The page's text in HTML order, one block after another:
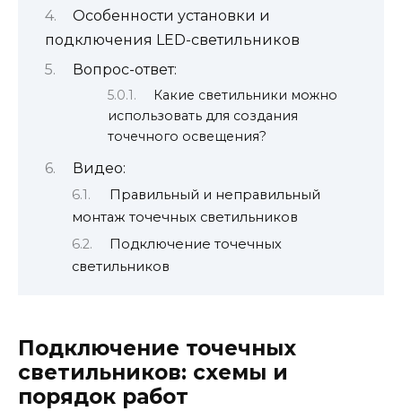
Особенности установки и
подключения LED-светильников
Вопрос-ответ:
Какие светильники можно
использовать для создания
точечного освещения?
Видео:
Правильный и неправильный
монтаж точечных светильников
Подключение точечных
светильников
Подключение точечных
светильников: схемы и
порядок работ